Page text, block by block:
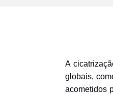
A
globais,
acometidos